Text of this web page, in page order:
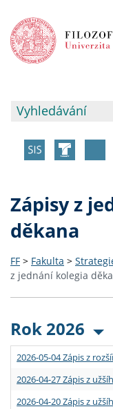
Zápisy z
děkana
FF > Fakulta >
z jednání kolegia
Rok 2026
2026-05-04 Zápis z
2026-04-27 Zápis z
2026-04-20 Zápis z